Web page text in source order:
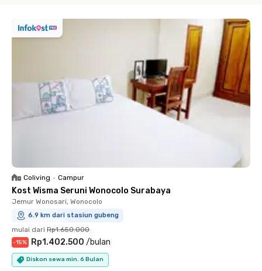
Coliving • Campur
Kost Wisma Seruni Wonocolo Surabaya
Jemur Wonosari, Wonocolo
6.9 km dari stasiun gubeng
mulai dari Rp1.650.000
-15% Rp1.402.500 /bulan
Diskon sewa min. 6 Bulan